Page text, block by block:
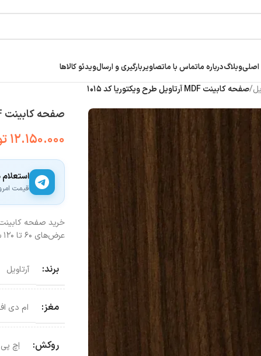
وبلاگدرباره ماتماس با ماتصاویربارگیری و ارسالویدئو کالاها
/صفحه کابینت MDF آرتاویل طرح ویکتوریا کد ۱۰۱۵
صفحه کابینت MDF آرتاویل طرح ویکتوریا کد ۱۰۱۵
۱۲.۱۵۰.۰۰۰
قیمت
عرض‌های ۶۰ تا ۱۲۰ سانت. متنوع‌ترین طرح‌های سنگی مدرن و چوبی کلاسیک برای آشپزخانه شما.
برند: آرتاویل
مغز: ام دی
روکش: اِچ